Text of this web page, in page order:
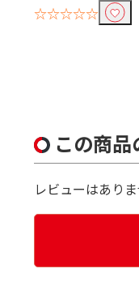
☆☆☆☆☆
この商
レビューはありま